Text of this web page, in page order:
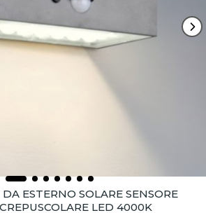
ESTERNO SOLARE SENSORE
LED 4000K